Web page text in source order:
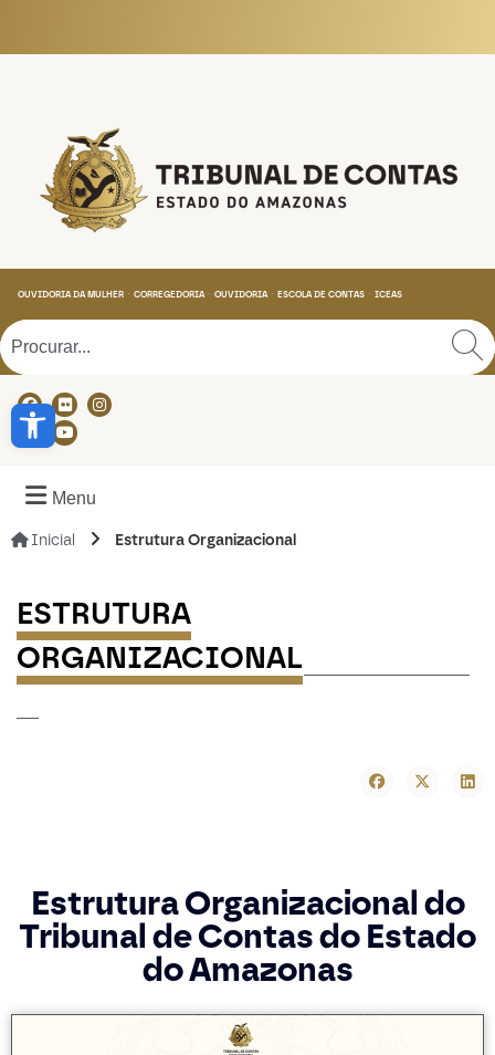
Abrir a barra de ferramentas
OUVIDORIA DA MULHER CORREGEDORIA OUVIDORIA ESCOLA DE CONTAS ICEAS
Menu
Inicial Estrutura Organizacional
ESTRUTURA
ORGANIZACIONAL
Estrutura Organizacional do
Tribunal de Contas do Estado
do Amazonas